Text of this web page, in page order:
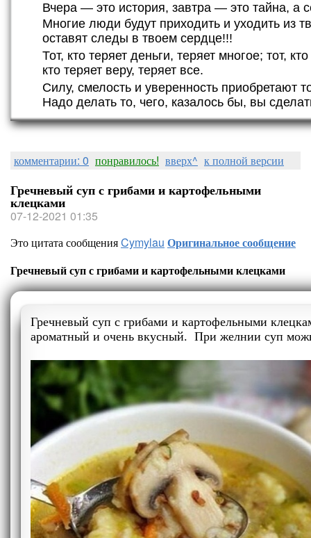
Вчера — это история, завтра — это тайна, а
Многие люди будут приходить и уходить из
оставят следы в твоем сердце!!!
Тот, кто теряет деньги, теряет многое; тот,
кто теряет веру, теряет все.
Силу, смелость и уверенность приобретают
Надо делать то, чего, казалось бы, вы
комментарии: 0 понравилось! вверх^ к полной версии
Гречневый суп с грибами и картофельными
клецками
07-12-2021 01:35
Это цитата сообщенияCymylau Оригинальное сообщение
Гречневый суп с грибами и картофельными клецками
Гречневый суп с грибами и картофельными
ароматный и очень вкусный. При желнии суп